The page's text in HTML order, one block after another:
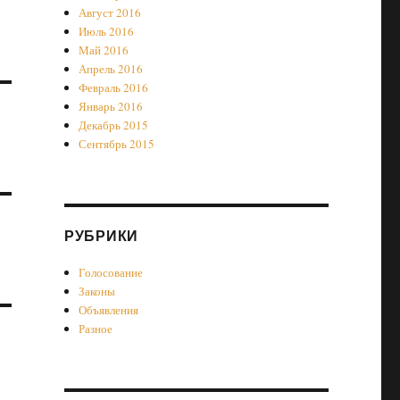
Август 2016
Июль 2016
Май 2016
Апрель 2016
Февраль 2016
Январь 2016
Декабрь 2015
Сентябрь 2015
РУБРИКИ
Голосование
Законы
Объявления
Разное